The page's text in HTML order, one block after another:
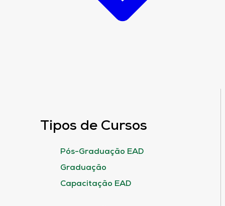
Tipos de Cursos
Pós-Graduação EAD
Graduação
Capacitação EAD